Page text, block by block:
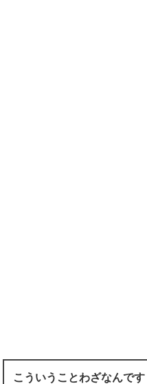
こういうことわざなんです